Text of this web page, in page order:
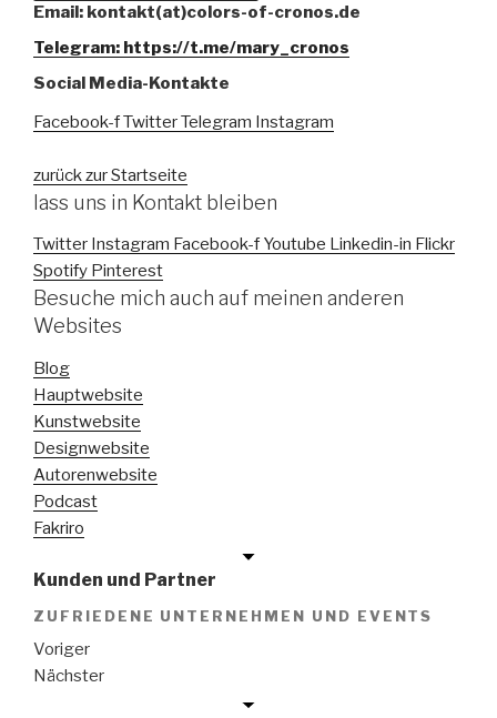
Email: kontakt(at)colors-of-cronos.de
Telegram: https://t.me/mary_cronos
Social Media-Kontakte
Facebook-fTwitterTelegram Instagram
zurück zur Startseite
lass uns in Kontakt bleiben
Twitter Instagram Facebook-f Youtube Linkedin-in Flickr
Spotify Pinterest
Besuche mich auch auf meinen anderen
Websites
Blog
Hauptwebsite
Kunstwebsite
Designwebsite
Autorenwebsite
Podcast
Fakriro
Kunden und Partner
ZUFRIEDENE UNTERNEHMEN UND EVENTS
Voriger
Nächster